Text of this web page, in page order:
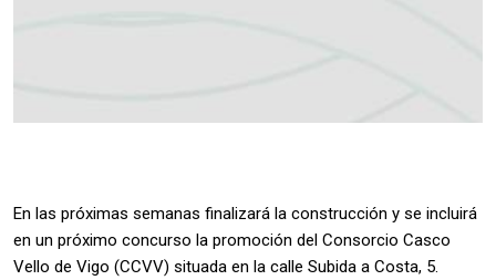
En las próximas semanas finalizará la construcción y se incluirá
en un próximo concurso la promoción del Consorcio Casco
Vello de Vigo (CCVV) situada en la calle Subida a Costa, 5.